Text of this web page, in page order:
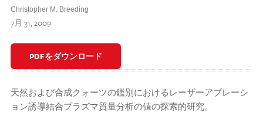
Christopher M. Breeding
7月 31, 2009
PDFをダウンロード
天然および合成クォーツの鑑別におけるレーザーアブレーシ
ョン誘導結合プラズマ質量分析の値の探索的研究。